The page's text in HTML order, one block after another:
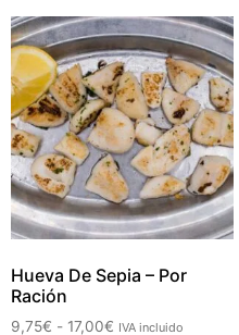
Hueva De Sepia – Por
Ración
9,75€ - 17,00€ IVA incluido